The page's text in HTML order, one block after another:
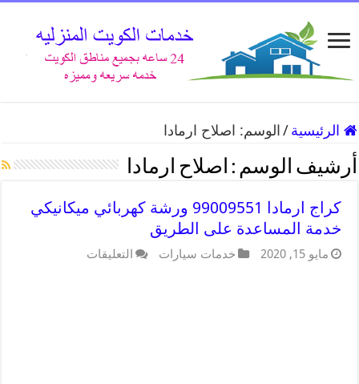
الرئيسية / الوسم: اصلاح ارمادا
أرشيف الوسم : اصلاح ارمادا
كراج ارمادا 99009551 ورشة كهربائي ميكانيكي
خدمة المساعدة على الطريق
مايو 15, 2020 خدمات سيارات التعليقات